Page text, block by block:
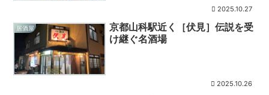
2025.10.27
居酒屋
京都山科駅近く［伏見］伝説を受
け継ぐ名酒場
2025.10.26